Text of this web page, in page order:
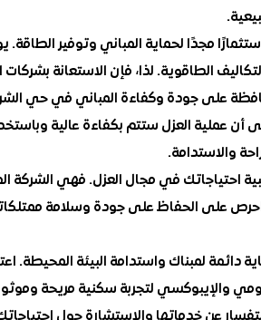
مجدًا لحماية المباني وتوفير الطاقة.
الطاقوية. لذا، فإن الاستعانة
على جودة وكفاءة المباني في حي
أن عملية العزل ستتم بكفاءة عالية
والاستدامة.
احتياجاتك في مجال العزل. فهي الشركة
احرص على الحفاظ على جودة وسلامة
دائمة لمبناك واستدامة البيئة المحيطة.
والإيبوكسي لتجربة سكنية مريحة